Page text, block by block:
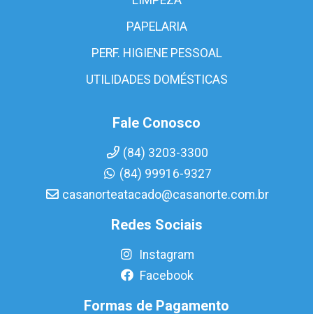
PAPELARIA
PERF. HIGIENE PESSOAL
UTILIDADES DOMÉSTICAS
Fale Conosco
(84) 3203-3300
(84) 99916-9327
casanorteatacado@casanorte.com.br
Redes Sociais
Instagram
Facebook
Formas de Pagamento